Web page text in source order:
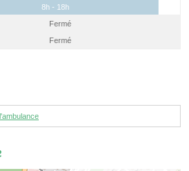
8h - 18h
Fermé
Fermé